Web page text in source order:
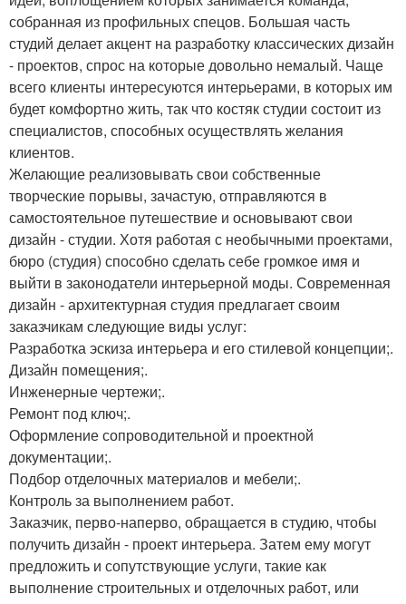
собранная из профильных спецов. Большая часть
студий делает акцент на разработку классических дизайн
- проектов, спрос на которые довольно немалый. Чаще
всего клиенты интересуются интерьерами, в которых им
будет комфортно жить, так что костяк студии состоит из
специалистов, способных осуществлять желания
клиентов.
Желающие реализовывать свои собственные
творческие порывы, зачастую, отправляются в
самостоятельное путешествие и основывают свои
дизайн - студии. Хотя работая с необычными проектами,
бюро (студия) способно сделать себе громкое имя и
выйти в законодатели интерьерной моды. Современная
дизайн - архитектурная студия предлагает своим
заказчикам следующие виды услуг:
Разработка эскиза интерьера и его стилевой концепции;.
Дизайн помещения;.
Инженерные чертежи;.
Ремонт под ключ;.
Оформление сопроводительной и проектной
документации;.
Подбор отделочных материалов и мебели;.
Контроль за выполнением работ.
Заказчик, перво-наперво, обращается в студию, чтобы
получить дизайн - проект интерьера. Затем ему могут
предложить и сопутствующие услуги, такие как
выполнение строительных и отделочных работ, или